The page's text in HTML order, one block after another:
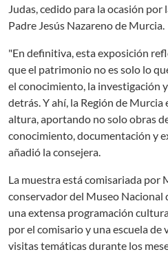
Judas, cedido para la ocasión
Padre Jesús Nazareno de Murcia.
"En definitiva, esta exposición
que el patrimonio no es solo lo
el conocimiento, la investigación
detrás. Y ahí, la Región de
altura, aportando no solo obras
conocimiento, documentación y
añadió la consejera.
La muestra está comisariada por
conservador del Museo Nacional
una extensa programación
por el comisario y una escuela de
visitas temáticas durante los